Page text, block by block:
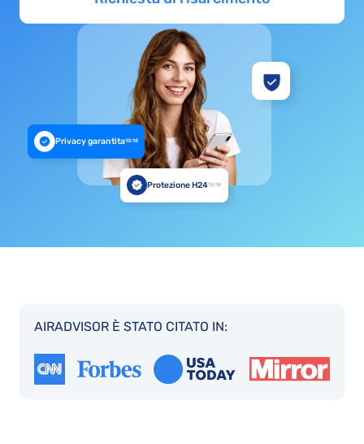
Privacy garantita10:18
Protezione H2410:18
AIRADVISOR È STATO CITATO IN: